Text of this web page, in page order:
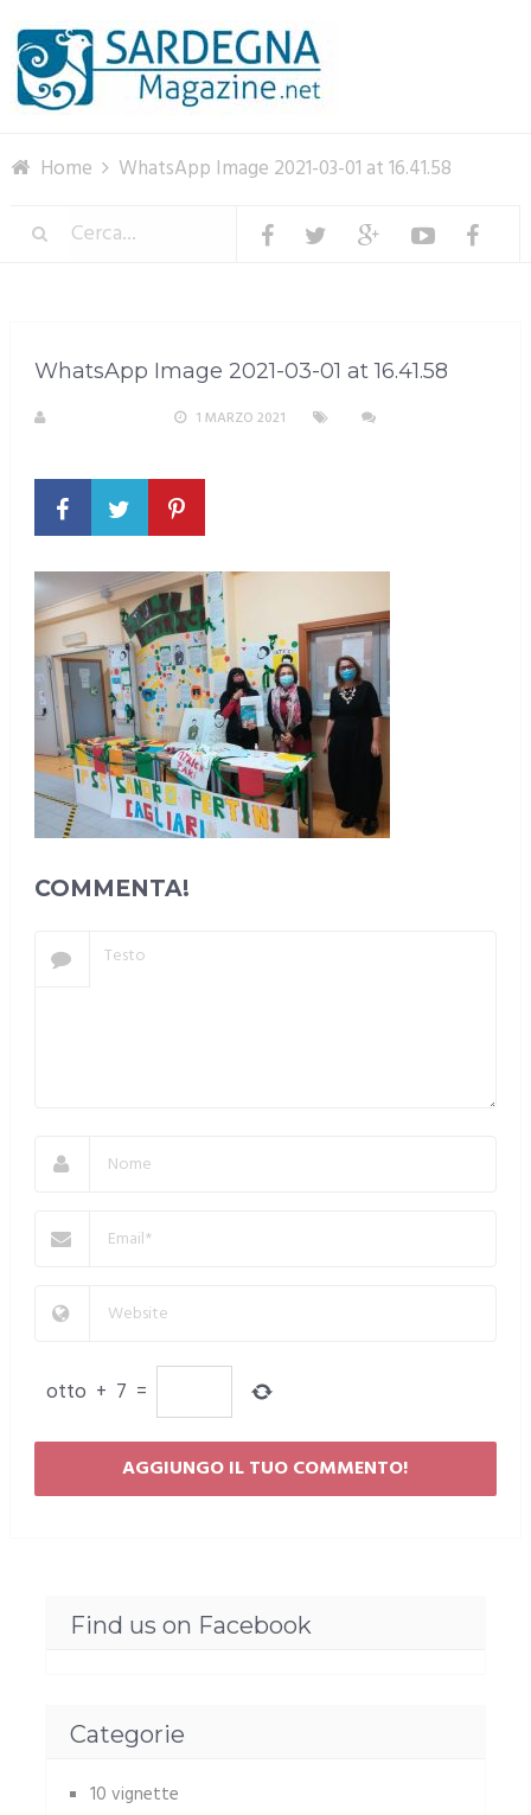
Home WhatsApp Image 2021-03-01 at 16.41.58
WhatsApp Image 2021-03-01 at 16.41.58
1 MARZO 2021
COMMENTA!
otto + 7 =
Find us on Facebook
Categorie
10 vignette